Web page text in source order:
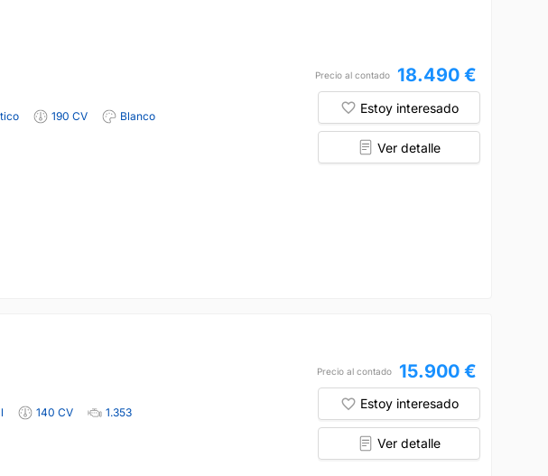
190 CV
Blanco
Precio al contado 18.490 €
Estoy interesado
Ver detalle
140 CV
1.353
Precio al contado 15.900 €
Estoy interesado
Ver detalle